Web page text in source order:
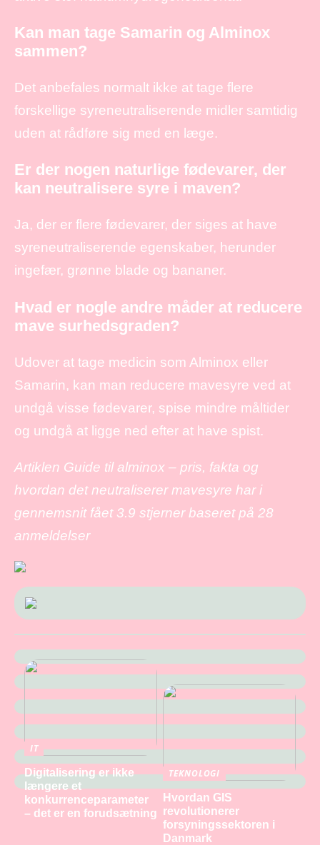
Kan man tage Samarin og Alminox
sammen?
Det anbefales normalt ikke at tage flere
forskellige syreneutraliserende midler samtidig
uden at rådføre sig med en læge.
Er der nogen naturlige fødevarer, der
kan neutralisere syre i maven?
Ja, der er flere fødevarer, der siges at have
syreneutraliserende egenskaber, herunder
ingefær, grønne blade og bananer.
Hvad er nogle andre måder at reducere
mave surhedsgraden?
Udover at tage medicin som Alminox eller
Samarin, kan man reducere mavesyre ved at
undgå visse fødevarer, spise mindre måltider
og undgå at ligge ned efter at have spist.
Artiklen Guide til alminox – pris, fakta og
hvordan det neutraliserer mavesyre har i
gennemsnit fået 3.9 stjerner baseret på 28
anmeldelser
IT
Digitalisering er ikke
længere et
konkurrenceparameter
– det er en forudsætning
TEKNOLOGI
Hvordan GIS
revolutionerer
forsyningssektoren i
Danmark